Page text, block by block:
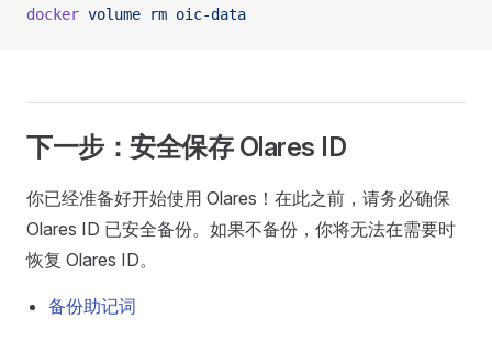
docker volume rm oic-data
下一步：安全保存 Olares ID
你已经准备好开始使用 Olares！在此之前，请务必确保
Olares ID 已安全备份。如果不备份，你将无法在需要时
恢复 Olares ID。
备份助记词